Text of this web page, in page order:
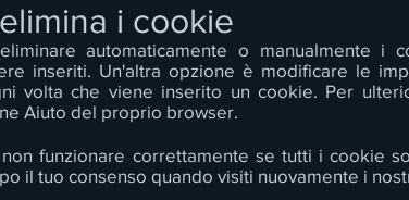
i cookie
automaticamente o manualmente i
inseriti. Un'altra opzione è modificare le
volta che viene inserito un cookie. Per
Aiuto del proprio browser.
funzionare correttamente se tutti i cookie
il tuo consenso quando visiti nuovamente i